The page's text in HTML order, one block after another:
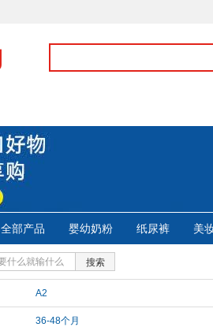
全部产品 婴幼奶粉 纸尿裤 美
搜索
A2
36-48个月